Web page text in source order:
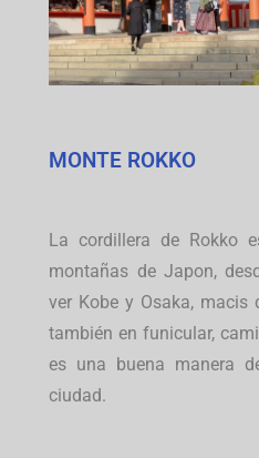
MONTE ROKKO
La cordillera de Rokko
montañas de Japon,
ver Kobe y Osaka, macis
también en funicular,
es una buena manera
ciudad.